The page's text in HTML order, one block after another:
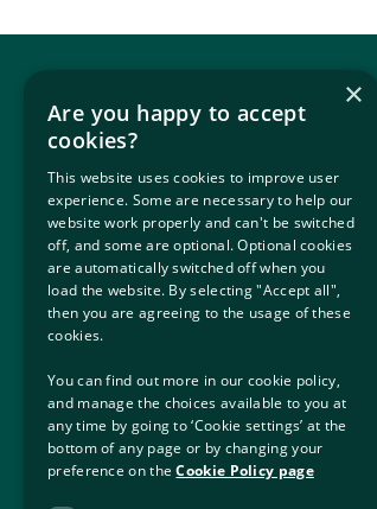
联系我们
2026年6月12日之前的申请：
2026年6月12日之后的申请：
下芒特街79-83号，
都柏林2区，
D02 ND99，
爱尔兰
×
Are you happy to accept
cookies?
This website uses cookies to improve user
experience. Some are necessary to help our
website work properly and can't be switched
off, and some are optional. Optional cookies
are automatically switched off when you
load the website. By selecting "Accept all",
then you are agreeing to the usage of these
cookies.
You can find out more in our cookie policy,
and manage the choices available to you at
any time by going to ‘Cookie settings’ at the
bottom of any page or by changing your
preference on theCookie Policy page